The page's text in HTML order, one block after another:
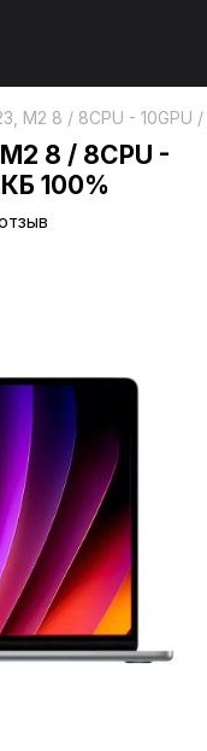
М2 8 / 8CPU -
М2 8 / 8CPU -
100%